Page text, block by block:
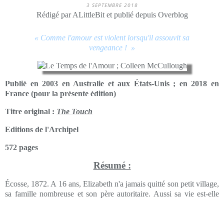
3 SEPTEMBRE 2018
Rédigé par ALittleBit et publié depuis Overblog
« Comme l'amour est violent lorsqu'il assouvit sa
vengeance ! »
Publié en 2003 en Australie et aux États-Unis ; en 2018 en
France (pour la présente édition)
Titre original : The Touch
Editions de l'Archipel
572 pages
Résumé :
Écosse, 1872. A 16 ans, Elizabeth n'a jamais quitté son petit village,
sa famille nombreuse et son père autoritaire. Aussi sa vie est-elle